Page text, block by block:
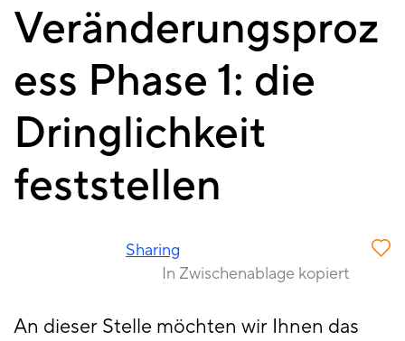
Veränderungsproz
ess Phase 1: die
Dringlichkeit
feststellen
Sharing
In Zwischenablage kopiert
An dieser Stelle möchten wir Ihnen das